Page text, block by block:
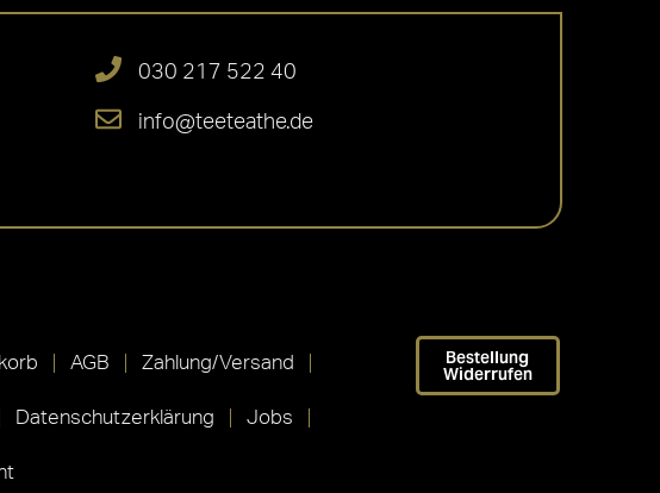
030 217 522 40
info@teeteathe.de
AGB Zahlung/Versand
Datenschutzerklärung Jobs
Bestellung
Widerrufen